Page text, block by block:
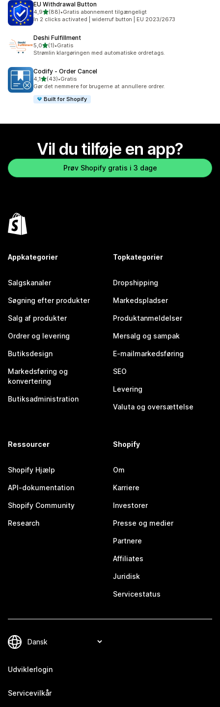
EU Withdrawal Button
4,9ud af 5 stjerner
(88)
88 anmeldelser i alt
•Gratis abonnement tilgængeligt
In 2 clicks activated | widerruf button | EU 2023/2673
Deshi Fulfillment
5,0ud af 5 stjerner
(1)
1 anmeldelser i alt
•Gratis
Strømlin klargøringen med automatiske ordretags.
Codify ‑ Order Cancel
4,1ud af 5 stjerner
(43)
43 anmeldelser i alt
•Gratis
Gør det nemmere for brugerne at annullere ordrer.
Built for Shopify
Vil du tilføje en app?
Prøv Shopify gratis i 3 dage
Appkategorier
Salgskanaler
Søgning efter produkter
Salg af produkter
Ordrer og levering
Butiksdesign
Markedsføring og
konvertering
Butiksadministration
Topkategorier
Dropshipping
Markedspladser
Produktanmeldelser
Mersalg og sampak
E-mailmarkedsføring
SEO
Levering
Valuta og oversættelse
Ressourcer
Shopify Hjælp
API-dokumentation
Shopify Community
Research
Shopify
Om
Karriere
Investorer
Presse og medier
Partnere
Affiliates
Juridisk
Servicestatus
Udviklerlogin
Servicevilkår